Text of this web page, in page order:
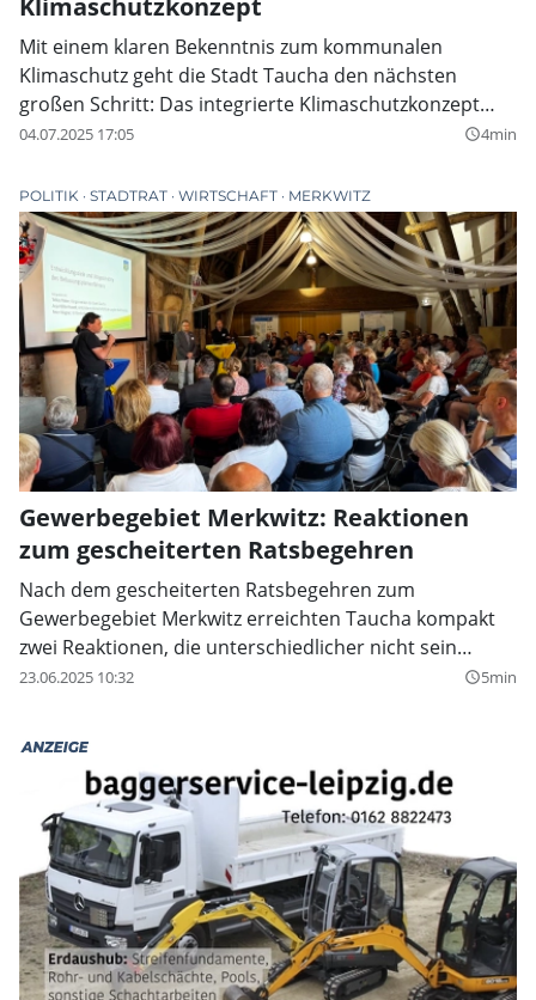
Mit einem klaren Bekenntnis zum kommunalen
Klimaschutz geht die Stadt Taucha den nächsten
großen Schritt: Das integrierte Klimaschutzkonzept
(IKSK) liegt nun in finaler Fassung vor und wurde in der
eine fundierte Treibhausgasbilanz, strategische
Leitlinien und einen Maßnahmenkatalog mit 26
konkreten Vorschlägen zur Emissionsreduktion.
04.07.2025 17:05 query_builder4min
POLITIK STADTRAT WIRTSCHAFT MERKWITZ
Gewerbegebiet Merkwitz: Reaktionen
zum gescheiterten Ratsbegehren
Nach dem gescheiterten Ratsbegehren zum
Gewerbegebiet Merkwitz erreichten Taucha kompakt
zwei Reaktionen, die unterschiedlicher nicht sein
könnten.
23.06.2025 10:32 query_builder5min